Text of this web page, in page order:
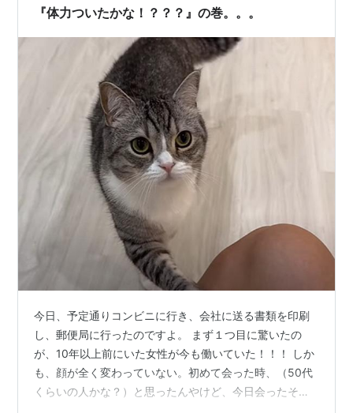
『体力ついたかな！？？？』の巻。。。
今日、予定通りコンビニに行き、会社に送る書類を印刷
し、郵便局に行ったのですよ。 まず１つ目に驚いたの
が、10年以上前にいた女性が今も働いていた！！！ しか
も、顔が全く変わっていない。初めて会った時、（50代
くらいの人かな？）と思ったんやけど、今日会ったその